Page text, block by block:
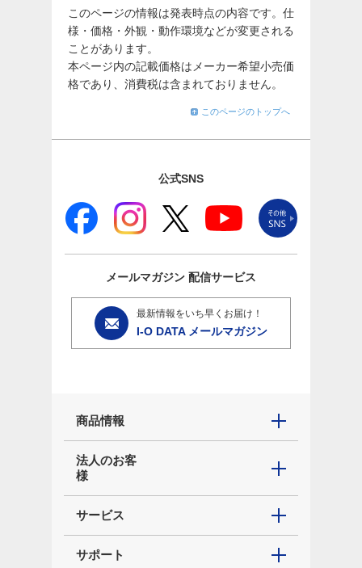
このページの情報は発表時点の内容です。仕
様・価格・外観・動作環境などが変更される
ことがあります。
本ページ内の記載価格はメーカー希望小売価
格であり、消費税は含まれておりません。
このページのトップへ
公式SNS
メールマガジン 配信サービス
最新情報をいち早くお届け！
I-O DATA メールマガジン
商品情報
法人のお客
様
サービス
サポート